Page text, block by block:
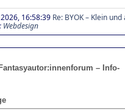
16:58:39 Re: BYOK – Klein und
Webdesign
– Info-